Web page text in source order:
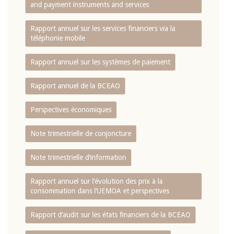
and payment instruments and services
Rapport annuel sur les services financiers via la
téléphonie mobile
Rapport annuel sur les systèmes de paiement
Rapport annuel de la BCEAO
Perspectives économiques
Note trimestrielle de conjoncture
Note trimestrielle d‘information
Rapport annuel sur l‘évolution des prix à la
consommation dans l‘UEMOA et perspectives
Rapport d‘audit sur les états financiers de la BCEAO